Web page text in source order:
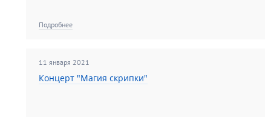
Подробнее
11 января 2021
Концерт "Магия скрипки"